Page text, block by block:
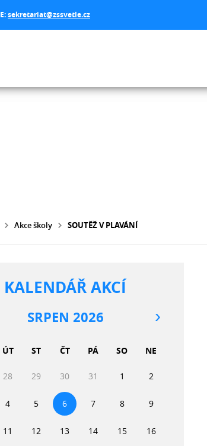
E:sekretariat@zssvetle.cz
Akce školy SOUTĚŽ V PLAVÁNÍ
KALENDÁŘ AKCÍ
SRPEN 2026
ÚT ST ČT PÁ SO NE
28 29 30 31 1 2
4 5 6 7 8 9
11 12 13 14 15 16